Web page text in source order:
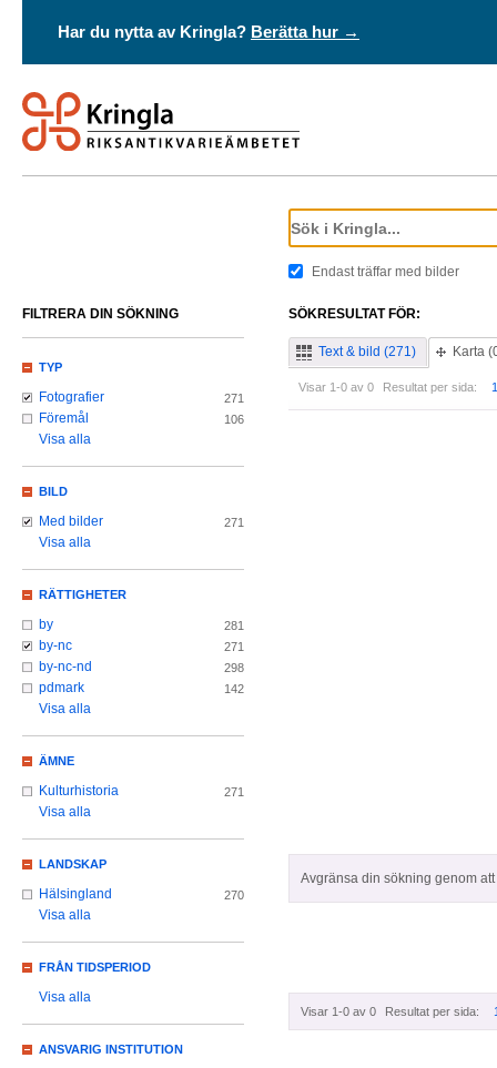
Har du nytta av Kringla? Berätta hur →
Endast träffar med bilder
SÖKRESULTAT FÖR:
Text & bild (271) Karta
Visar 1-0 av 0 Resultat per sida:
Avgränsa din sökning genom
Visar 1-0 av 0 Resultat per sida:
FILTRERA DIN SÖKNING
TYP
Fotografier 271
Föremål 106
Visa alla
BILD
Med bilder 271
Visa alla
RÄTTIGHETER
by 281
by-nc 271
by-nc-nd 298
pdmark 142
Visa alla
ÄMNE
Kulturhistoria 271
Visa alla
LANDSKAP
Hälsingland 270
Visa alla
FRÅN TIDSPERIOD
Visa alla
ANSVARIG INSTITUTION